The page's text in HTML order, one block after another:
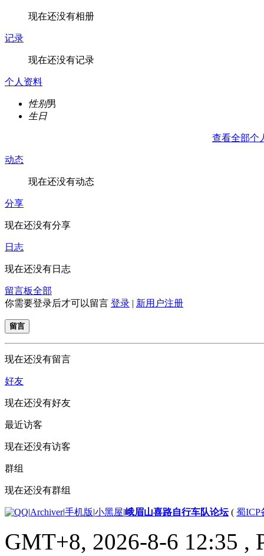
现在还没有相册
记录
现在还没有记录
个人资料
性别男
生日
查看全部个
动态
现在还没有动态
分享
现在还没有分享
日志
现在还没有日志
留言板全部
你需要登录后才可以留言 登录 | 新用户注册
留言
现在还没有留言
好友
现在还没有好友
最近访客
现在还没有访客
群组
现在还没有群组
|Archiver|手机版|小黑屋|峨眉山喜路自行车队论坛( 蜀ICP
GMT+8, 2026-8-6 12:35 ,